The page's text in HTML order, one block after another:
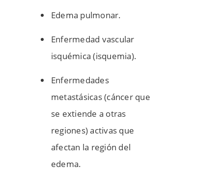
Edema pulmonar.
Enfermedad vascular
isquémica (isquemia).
Enfermedades
metastásicas (cáncer que
se extiende a otras
regiones) activas que
afectan la región del
edema.